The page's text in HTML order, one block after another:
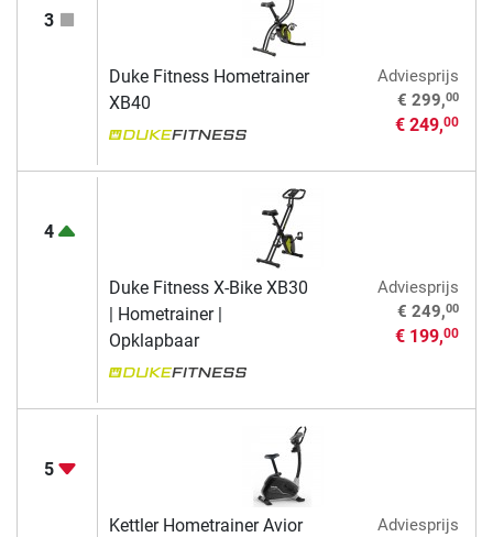
3
Duke Fitness Hometrainer
XB40
Adviesprijs
€ 299,00
€ 249,00
4
Duke Fitness X-Bike XB30
| Hometrainer |
Opklapbaar
Adviesprijs
€ 249,00
€ 199,00
5
Kettler Hometrainer Avior Adviesprijs